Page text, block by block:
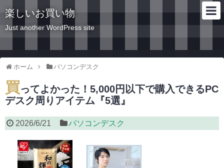
楽しいお買い物
Just another WordPress site
ホーム パソコンデスク
買ってよかった！5,000円以下で購入できるPC
デスク周りアイテム『5選』
2026/6/21 パソコンデスク